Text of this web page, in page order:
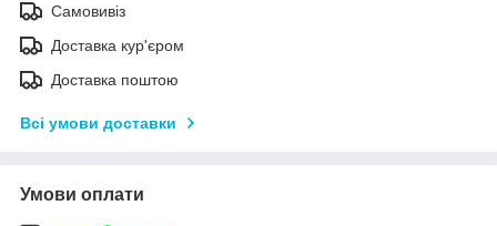
Самовивіз
Доставка кур'єром
Доставка поштою
Всі умови доставки
Умови оплати